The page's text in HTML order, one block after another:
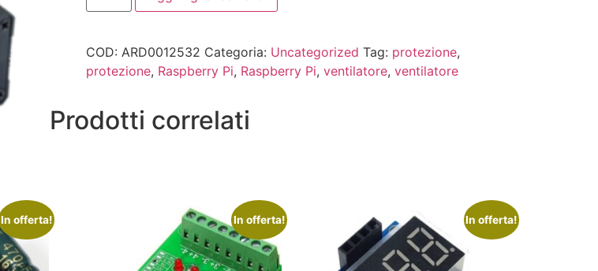
COD: ARD0012532 Categoria: Uncategorized Tag: protezione,
protezione, Raspberry Pi, Raspberry Pi, ventilatore, ventilatore
Prodotti correlati
In offerta! In offerta! In offerta!